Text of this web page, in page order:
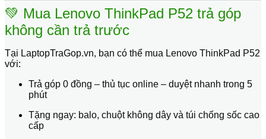
💚 Mua Lenovo ThinkPad P52 trả góp
không cần trả trước
Tại LaptopTraGop.vn, bạn có thể mua Lenovo ThinkPad P52
với:
Trả góp 0 đồng – thủ tục online – duyệt nhanh trong 5
phút
Tặng ngay: balo, chuột không dây và túi chống sốc cao
cấp